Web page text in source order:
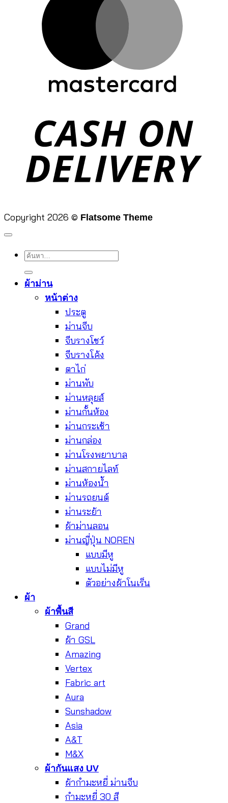
Copyright 2026 © Flatsome Theme
ค้นหา:
ผ้าม่าน
หน้าต่าง
ประตู
ม่านจีบ
จีบรางโชว์
จีบรางโค้ง
ตาไก่
ม่านพับ
ม่านหลุยส์
ม่านกั้นห้อง
ม่านกระเช้า
ม่านกล่อง
ม่านโรงพยาบาล
ม่านสกายไลท์
ม่านห้องน้ำ
ม่านรถยนต์
ม่านระย้า
ผ้าม่านลอน
ม่านญี่ปุ่น NOREN
แบบมีหู
แบบไม่มีหู
ตัวอย่างผ้าโนเร็น
ผ้า
ผ้าพื้นสี
Grand
ผ้า GSL
Amazing
Vertex
Fabric art
Aura
Sunshadow
Asia
A&T
M&X
ผ้ากันแสง UV
ผ้ากำมะหยี่ ม่านจีบ
กำมะหยี่ 30 สี